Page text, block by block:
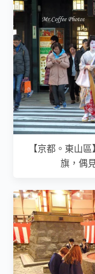
【京都。東山
旗，偶